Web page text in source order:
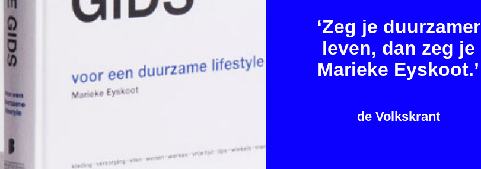
‘Zeg je duurzamer
leven, dan zeg je
Marieke Eyskoot.’
de Volkskrant